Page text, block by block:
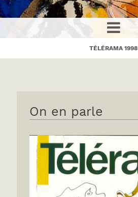
TÉLÉRAMA 1998
On en parle